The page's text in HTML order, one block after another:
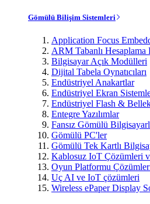
Gömülü Bilişim Sistemleri
Application Focus
ARM Tabanlı Hesaplama
Bilgisayar Açık Modülleri
Dijital Tabela Oynatıcıları
Endüstriyel Anakartlar
Endüstriyel Ekran
Endüstriyel Flash &
Entegre Yazılımlar
Fansız Gömülü
Gömülü PC'ler
Gömülü Tek Kartlı
Kablosuz IoT Çözümleri
Oyun Platformu
Uç AI ve IoT çözümleri
Wireless ePaper Display